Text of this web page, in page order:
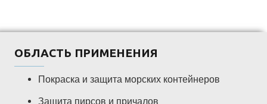
ОБЛАСТЬ ПРИМЕНЕНИЯ
Покраска и защита морских контейнеров
Защита пирсов и причалов